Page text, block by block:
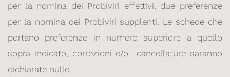
per la nomina dei Probiviri effettivi, due preferenze
per la nomina dei Probiviri supplenti. Le schede che
portano preferenze in numero superiore a quello
sopra indicato, correzioni e/o cancellature saranno
dichiarate nulle.